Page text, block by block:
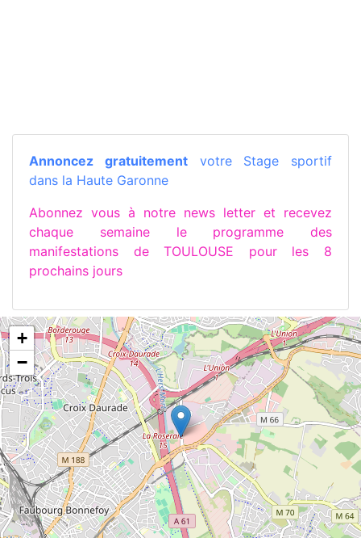
Annoncez gratuitementvotre Stage sportif
dans la Haute Garonne
Abonnez vous à notre news letter et recevez
chaque semaine le programme des
manifestations de TOULOUSE pour les 8
prochains jours
+
−